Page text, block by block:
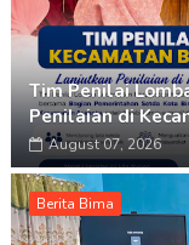
Tim Penilai
Penilaian di
August 07, 2026
Berita Bima